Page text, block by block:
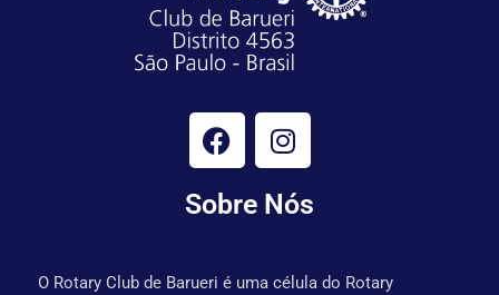
Sobre Nós
O Rotary Club de Barueri é uma célula do Rotary